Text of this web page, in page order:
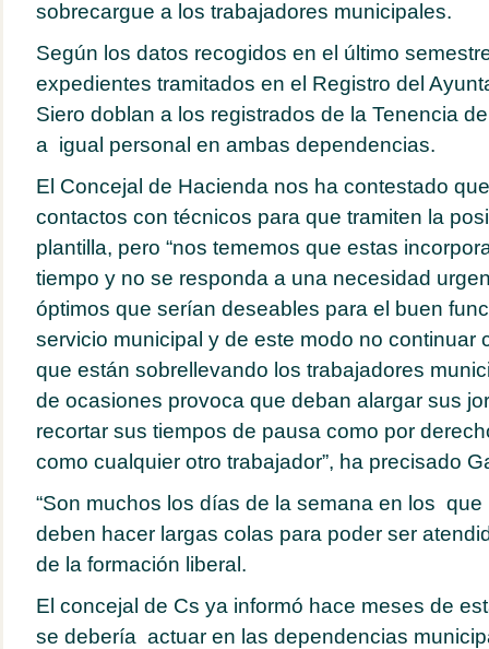
sobrecargue a los trabajadores municipales.
Según los datos recogidos en el último
expedientes tramitados en el Registro del
Siero doblan a los registrados de la Tenencia
a igual personal en ambas dependencias.
El Concejal de Hacienda nos ha contestado
contactos con técnicos para que tramiten la
plantilla, pero “nos tememos que estas
tiempo y no se responda a una necesidad
óptimos que serían deseables para el buen
servicio municipal y de este modo no continuar
que están sobrellevando los trabajadores
de ocasiones provoca que deban alargar sus
recortar sus tiempos de pausa como por
como cualquier otro trabajador”, ha precisado
“Son muchos los días de la semana en los
deben hacer largas colas para poder ser
de la formación liberal.
El concejal de Cs ya informó hace meses de
se debería actuar en las dependencias